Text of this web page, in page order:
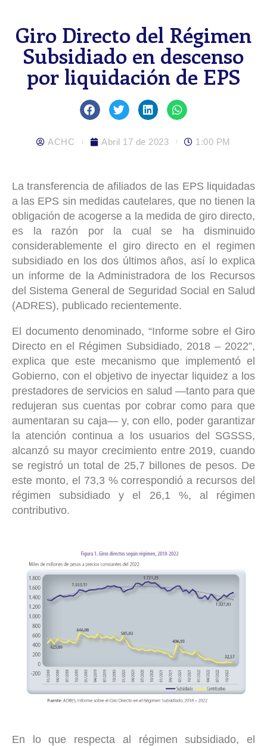
Giro Directo del Régimen
Subsidiado en descenso
por liquidación de EPS
ACHC Abril 17 de 2023 1:00 PM
La transferencia de afiliados de las EPS liquidadas
a las EPS sin medidas cautelares, que no tienen la
obligación de acogerse a la medida de giro directo,
es la razón por la cual se ha disminuido
considerablemente el giro directo en el regimen
subsidiado en los dos últimos años, así lo explica
un informe de la Administradora de los Recursos
del Sistema General de Seguridad Social en Salud
(ADRES), publicado recientemente.
El documento denominado, “Informe sobre el Giro
Directo en el Régimen Subsidiado, 2018 – 2022”,
explica que este mecanismo que implementó el
Gobierno, con el objetivo de inyectar liquidez a los
prestadores de servicios en salud —tanto para que
redujeran sus cuentas por cobrar como para que
aumentaran su caja— y, con ello, poder garantizar
la atención continua a los usuarios del SGSSS,
alcanzó su mayor crecimiento entre 2019, cuando
se registró un total de 25,7 billones de pesos. De
este monto, el 73,3 % correspondió a recursos del
régimen subsidiado y el 26,1 %, al régimen
contributivo.
En lo que respecta al régimen subsidiado, el